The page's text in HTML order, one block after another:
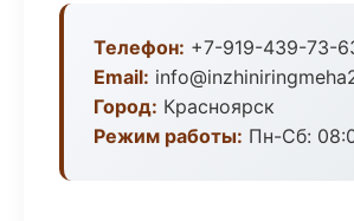
Телефон: +7-919-439-73-
Email:
Город: Красноярск
Режим работы: Пн-Сб: